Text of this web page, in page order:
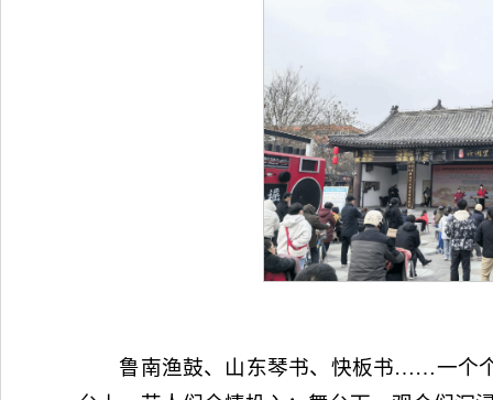
鲁南渔鼓、山东琴书、快板书……一个